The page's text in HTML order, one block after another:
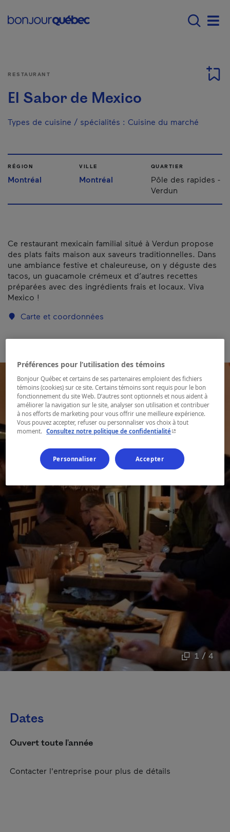
Main navigation -
1 / 4
RESTAURANT
El Sabor de Mexico
Types de cuisine / spécialités : Cuisine du marché
RÉGION
Montréal
VILLE
Montréal
QUARTIER
Pôle des rapides -
Verdun
Ce restaurant mexicain familial situé à Verdun propose
des plats faits maison aux saveurs traditionnelles. Dans
une ambiance festive et chaleureuse, on y déguste des
tacos, un guacamole crémeux et d’autres recettes
préparées avec des ingrédients frais et locaux. Viva
Mexico !
Carte et coordonnées
Dates
Ouvert toute l'année
Contacter l'entreprise pour plus de détails
Préférences pour l’utilisation des témoins
Bonjour Québec et certains de ses partenaires emploient des fichiers
témoins (cookies) sur ce site. Certains témoins sont requis pour le bon
fonctionnement du site Web. D’autres sont optionnels et nous aident à
améliorer la navigation sur le site, analyser son utilisation et contribuer
à nos efforts de marketing pour vous offrir une meilleure expérience.
Vous pouvez accepter, refuser ou personnaliser vos choix à tout
moment. Consultez notre politique de confidentialité- Cet hyperlien
Personnaliser Accepter